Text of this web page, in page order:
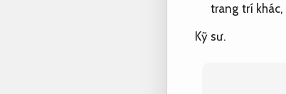
trang trí khác,
Kỹ sư.